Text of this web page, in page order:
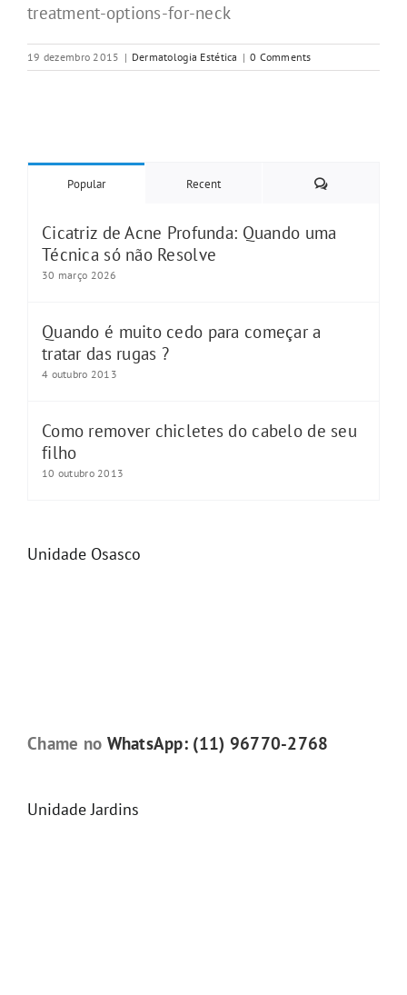
treatment-options-for-neck
19 dezembro 2015 | Dermatologia Estética | 0 Comments
Popular Recent Comments
Cicatriz de Acne Profunda: Quando uma
Técnica só não Resolve
30 março 2026
Quando é muito cedo para começar a
tratar das rugas ?
4 outubro 2013
Como remover chicletes do cabelo de seu
filho
10 outubro 2013
Unidade Osasco
Chame no WhatsApp: (11) 96770-2768
Unidade Jardins